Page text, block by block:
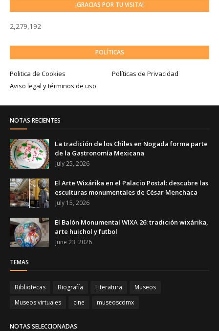
¡GRACIAS POR TU VISITA!
2,279,192
POLÍTICAS
Politica de Cookies
Políticas de Privacidad
Aviso legal y términos de uso
NOTAS RECIENTES
La tradición de los Chiles en Nogada forma parte
de la Gastronomía Mexicana
July 25, 2026
El Arte Wixárika en el Palacio Postal: descubre las
esculturas monumentales de César Menchaca
July 15, 2026
El Balón Monumental WIXA 26: tradición wixárika,
arte huichol y futbol
June 23, 2026
TEMAS
Bibliotecas Biografía Literatura
Museos
Museos virtuales
cine museoscdmx
NOTAS SELECCIONADAS